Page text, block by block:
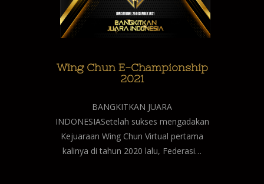
Wing Chun E-Championship
2021
BANGKITKAN JUARA
INDONESIASetelah sukses mengadakan
Kejuaraan Wing Chun Virtual pertama
kalinya di tahun 2020 lalu, Federasi…